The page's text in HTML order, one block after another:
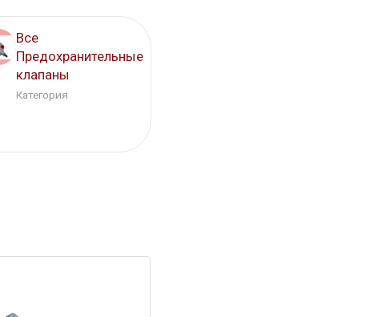
Все
Предохранительные
клапаны
Категория